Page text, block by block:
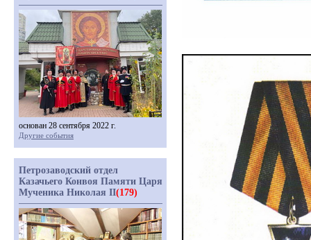
основан 28 сентября 2022 г.
Другие события
Петрозаводский отдел
Казачьего Конвоя Памяти Царя
Мученика Николая II(179)